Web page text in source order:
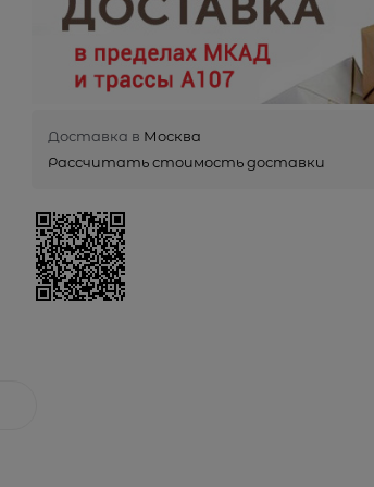
Доставка в Москва
Рассчитать стоимость доставки